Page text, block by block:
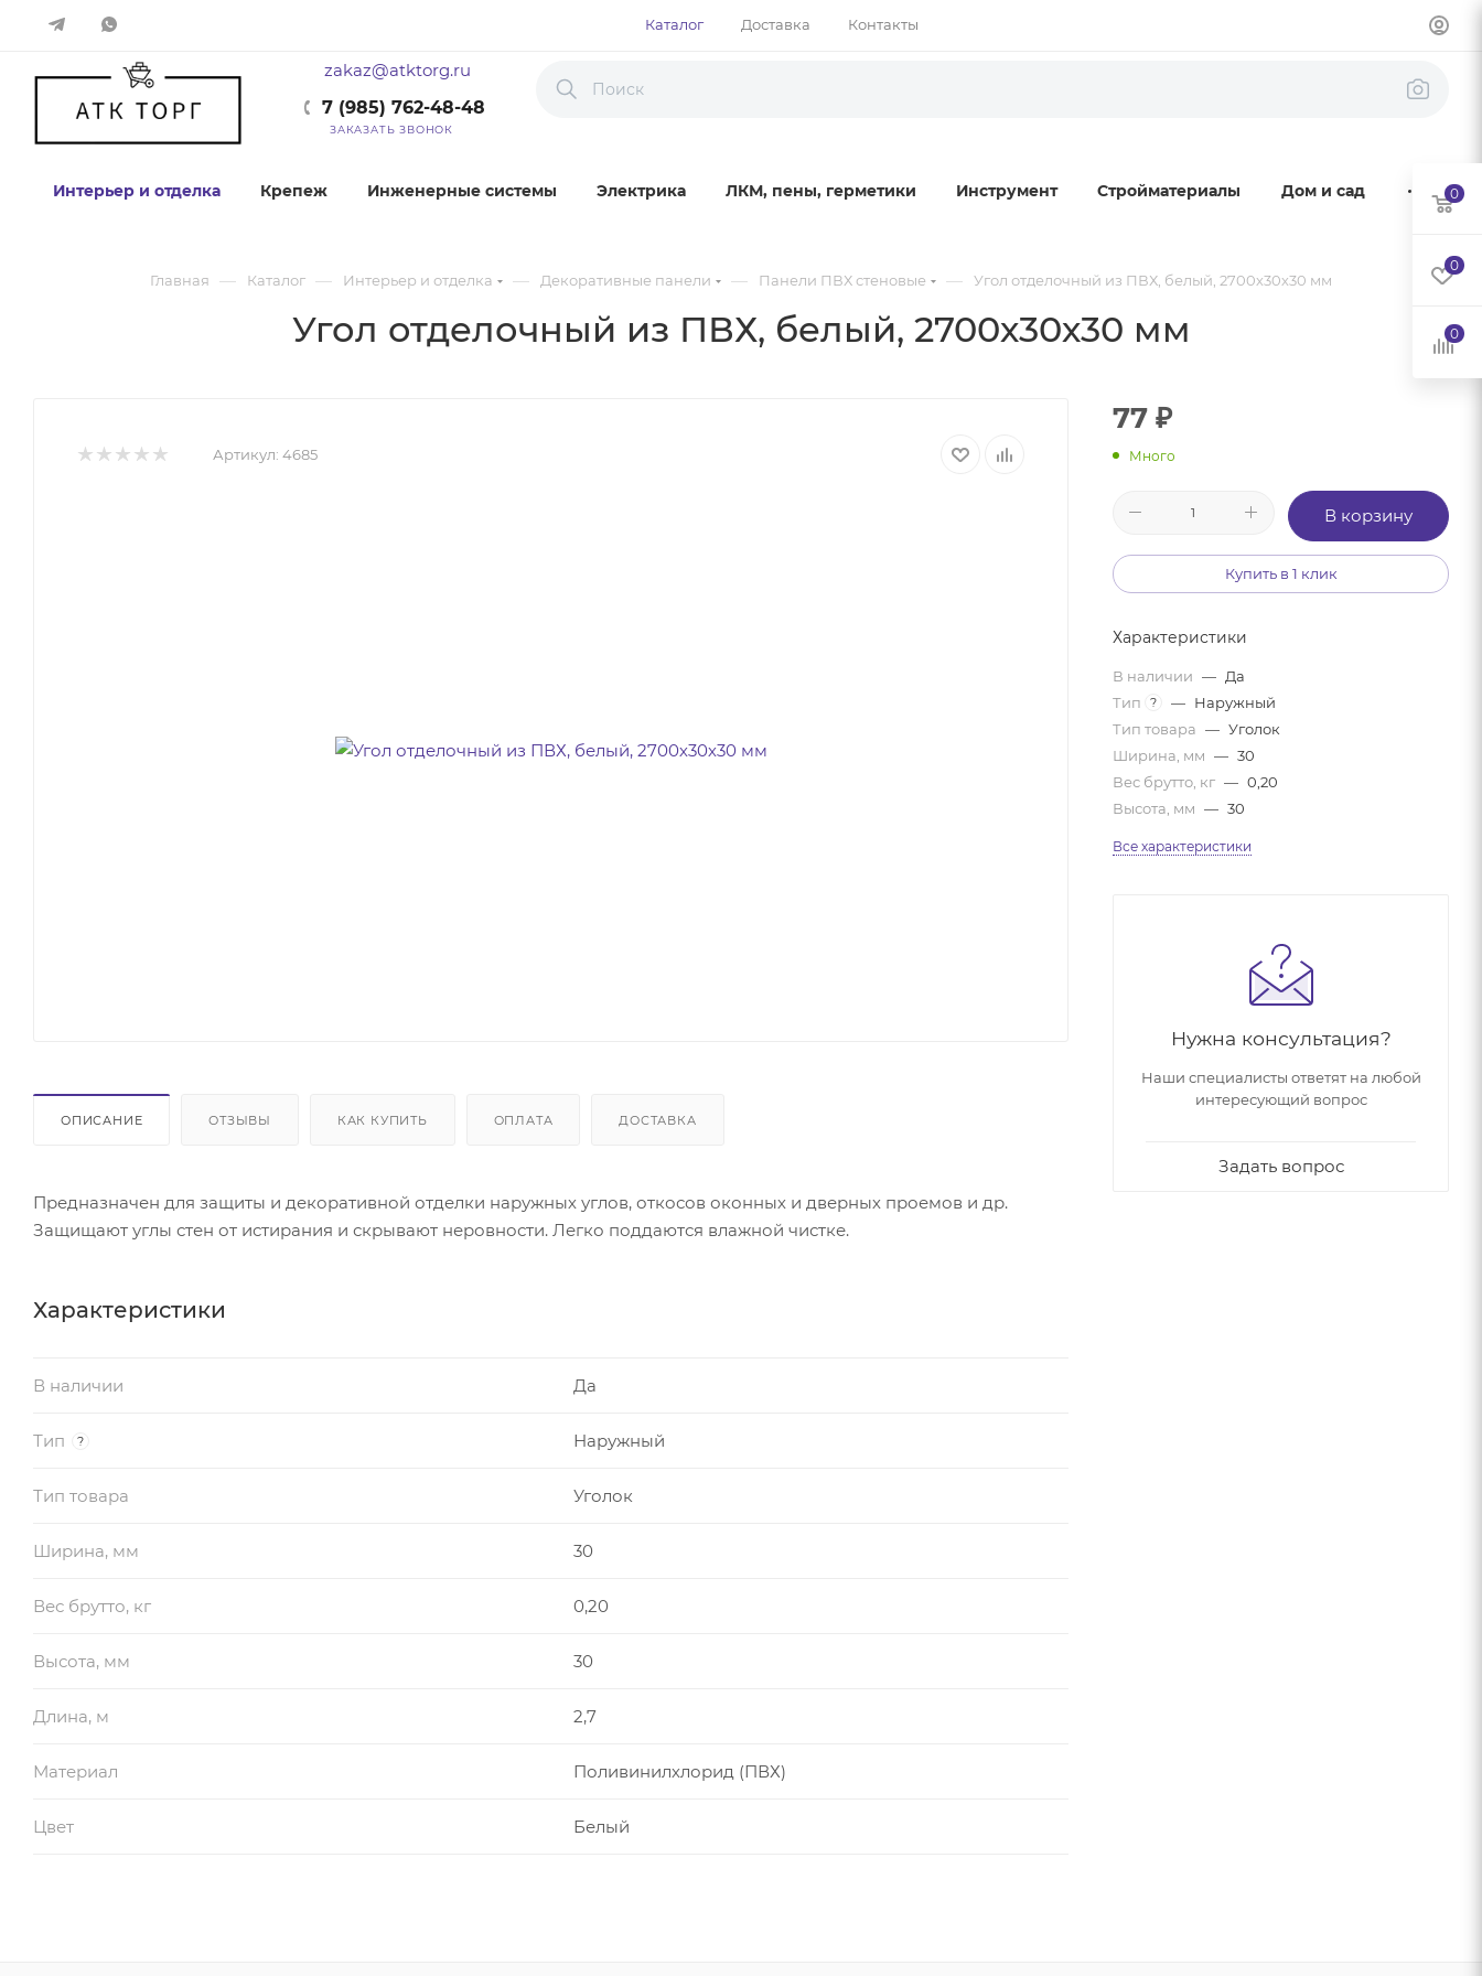
Каталог Доставка Контакты
zakaz@atktorg.ru
7 (985) 762-48-48
ЗАКАЗАТЬ ЗВОНОК
Интерьер и отделка Крепеж Инженерные системы Электрика ЛКМ, пены, герметики Инструмент Стройматериалы Дом и сад
Главная — Каталог — Интерьер и отделка — Декоративные панели — Панели ПВХ стеновые — Угол отделочный из ПВХ, белый, 2700х30х30 мм
Угол отделочный из ПВХ, белый, 2700х30х30 мм
Артикул: 4685
ОПИСАНИЕ ОТЗЫВЫ КАК КУПИТЬ ОПЛАТА ДОСТАВКА
Предназначен для защиты и декоративной отделки наружных углов, откосов оконных и дверных проемов и др.
Защищают углы стен от истирания и скрывают неровности. Легко поддаются влажной чистке.
Характеристики
В наличии Да
Тип ? Наружный
Тип товара Уголок
Ширина, мм 30
Вес брутто, кг 0,20
Высота, мм 30
Длина, м 2,7
Материал Поливинилхлорид (ПВХ)
Цвет Белый
77 ₽
Много
В корзину
Купить в 1 клик
Характеристики
В наличии — Да
Тип
? — Наружный
Тип товара — Уголок
Ширина, мм — 30
Вес брутто, кг — 0,20
Высота, мм — 30
Все характеристики
Нужна консультация?
Наши специалисты ответят на любой
интересующий вопрос
Задать вопрос
0
0
0